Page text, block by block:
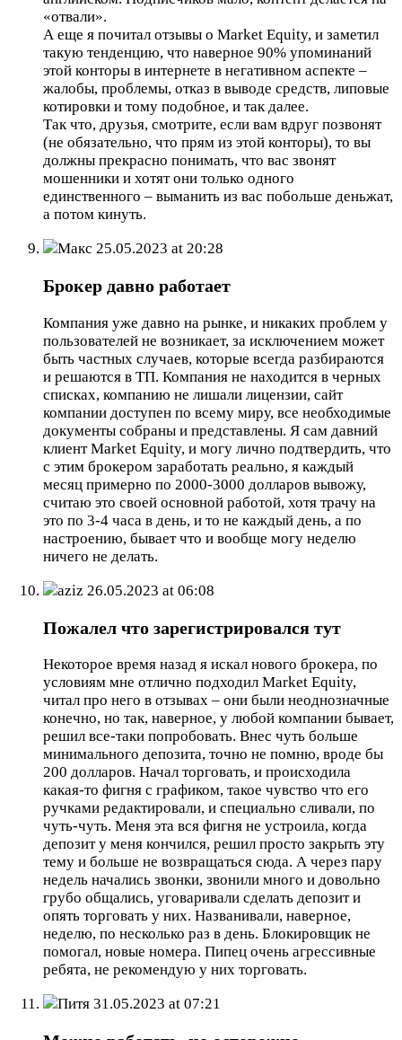
«отвали».
А еще я почитал отзывы о Market Equity, и заметил
такую тенденцию, что наверное 90% упоминаний
этой конторы в интернете в негативном аспекте –
жалобы, проблемы, отказ в выводе средств, липовые
котировки и тому подобное, и так далее.
Так что, друзья, смотрите, если вам вдруг позвонят
(не обязательно, что прям из этой конторы), то вы
должны прекрасно понимать, что вас звонят
мошенники и хотят они только одного
единственного – выманить из вас побольше деньжат,
а потом кинуть.
Макс 25.05.2023 at 20:28
Брокер давно работает
Компания уже давно на рынке, и никаких проблем у
пользователей не возникает, за исключением может
быть частных случаев, которые всегда разбираются
и решаются в ТП. Компания не находится в черных
списках, компанию не лишали лицензии, сайт
компании доступен по всему миру, все необходимые
документы собраны и представлены. Я сам давний
клиент Market Equity, и могу лично подтвердить, что
с этим брокером заработать реально, я каждый
месяц примерно по 2000-3000 долларов вывожу,
считаю это своей основной работой, хотя трачу на
это по 3-4 часа в день, и то не каждый день, а по
настроению, бывает что и вообще могу неделю
ничего не делать.
aziz 26.05.2023 at 06:08
Пожалел что зарегистрировался тут
Некоторое время назад я искал нового брокера, по
условиям мне отлично подходил Market Equity,
читал про него в отзывах – они были неоднозначные
конечно, но так, наверное, у любой компании бывает,
решил все-таки попробовать. Внес чуть больше
минимального депозита, точно не помню, вроде бы
200 долларов. Начал торговать, и происходила
какая-то фигня с графиком, такое чувство что его
ручками редактировали, и специально сливали, по
чуть-чуть. Меня эта вся фигня не устроила, когда
депозит у меня кончился, решил просто закрыть эту
тему и больше не возвращаться сюда. А через пару
недель начались звонки, звонили много и довольно
грубо общались, уговаривали сделать депозит и
опять торговать у них. Названивали, наверное,
неделю, по несколько раз в день. Блокировщик не
помогал, новые номера. Пипец очень агрессивные
ребята, не рекомендую у них торговать.
Питя 31.05.2023 at 07:21